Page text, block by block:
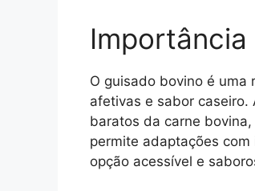
O guisado bovino é uma
afetivas e sabor
baratos da carne
permite adaptações
opção acessível e